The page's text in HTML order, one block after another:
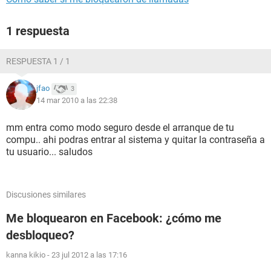
1 respuesta
RESPUESTA 1 / 1
jfao 3
14 mar 2010 a las 22:38
mm entra como modo seguro desde el arranque de tu
compu.. ahi podras entrar al sistema y quitar la contraseña a
tu usuario... saludos
Discusiones similares
Me bloquearon en Facebook: ¿cómo me
desbloqueo?
kanna kikio - 23 jul 2012 a las 17:16